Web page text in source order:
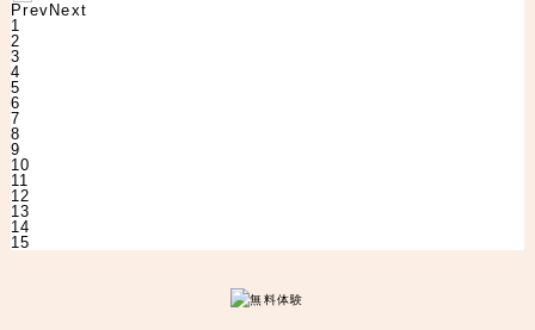
Prev Next
1
2
3
4
5
6
7
8
9
10
11
12
13
14
15